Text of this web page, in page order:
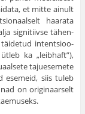
et mitte ainult
haarata
signitiivse tähen­
täidetud intentsioo­
ka „leibhaft”),
tajuesemete
esemeid, siis tuleb
on originaarselt